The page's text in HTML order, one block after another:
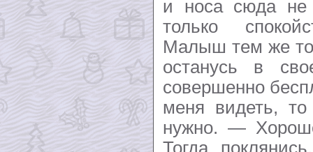
и носа сюда не
только
Малыш тем же
останусь в
совершенно
меня видеть,
нужно. —
Тогда